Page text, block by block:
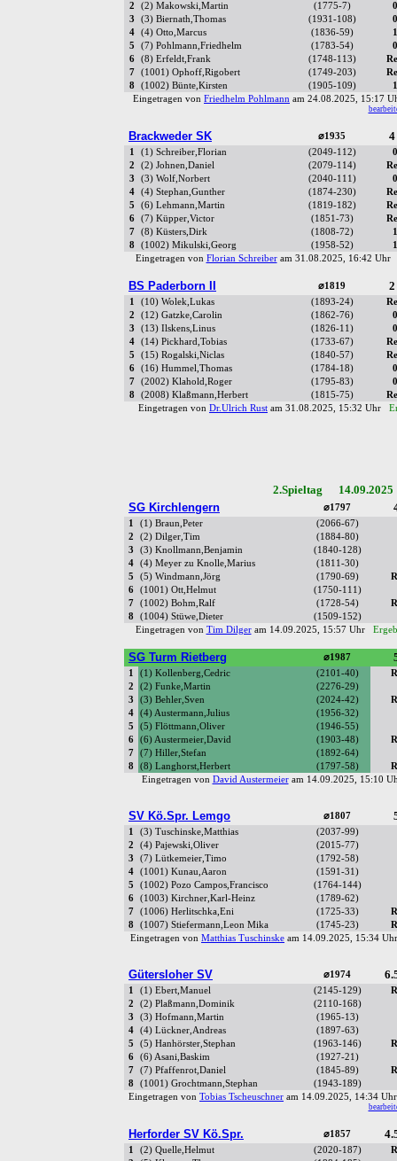
2
(2) Makowski,Martin (1775-7)
3
(3) Biernath,Thomas (1931-108)
4
(4) Otto,Marcus (1836-59)
5
(7) Pohlmann,Friedhelm (1783-54)
6
(8) Erfeldt,Frank (1748-113)
7
(1001) Ophoff,Rigobert (1749-203)
8
(1002) Bünte,Kirsten (1905-109)
Eingetragen von Friedhelm Pohlmann am 24.08.2025, 15:17
Brackweder SK ⌀1935 4
1 (1) Schreiber,Florian (2049-112)
2
(2) Johnen,Daniel (2079-114)
3
(3) Wolf,Norbert (2040-111)
4
(4) Stephan,Gunther (1874-230)
5
(6) Lehmann,Martin (1819-182)
6
(7) Küpper,Victor (1851-73)
7
(8) Küsters,Dirk (1808-72)
8
(1002) Mikulski,Georg (1958-52)
Eingetragen von Florian Schreiberam 31.08.2025, 16:42
BS Paderborn II ⌀1819 2
1 (10) Wolek,Lukas (1893-24)
2
(12) Gatzke,Carolin (1862-76)
3
(13) Ilskens,Linus (1826-11)
4
(14) Pickhard,Tobias (1733-67)
5
(15) Rogalski,Niclas (1840-57)
6
(16) Hummel,Thomas (1784-18)
7
(2002) Klahold,Roger (1795-83)
8
(2008) Klaßmann,Herbert (1815-75)
Eingetragen von Dr.Ulrich Rust am 31.08.2025, 15:32 Uhr
2.Spieltag
SG Kirchlengern
⌀1797
1 (1) Braun,Peter
(2066-67)
2
(2) Dilger,Tim (1884-80)
3
(3) Knollmann,Benjamin (1840-128)
4
(4) Meyer zu Knolle,Marius (1811-30)
5
(5) Windmann,Jörg (1790-69)
6
(1001) Ott,Helmut (1750-111)
7
(1002) Bohm,Ralf (1728-54)
8
(1004) Stüwe,Dieter (1509-152)
Eingetragen von Tim Dilgeram 14.09.2025, 15:57 Uhr
SG Turm Rietberg ⌀1987
1 (1) Kollenberg,Cedric (2101-40)
2
(2) Funke,Martin (2276-29)
3
(3) Behler,Sven (2024-42)
4
(4) Austermann,Julius (1956-32)
5
(5) Flöttmann,Oliver (1946-55)
6
(6) Austermeier,David (1903-48)
7
(7) Hiller,Stefan (1892-64)
8
(8) Langhorst,Herbert (1797-58)
Eingetragen von David Austermeieram 14.09.2025, 15:10
SV Kö.Spr. Lemgo ⌀1807
1 (3) Tuschinske,Matthias
(2037-99)
2
(4) Pajewski,Oliver (2015-77)
3
(7) Lütkemeier,Timo (1792-58)
4
(1001) Kunau,Aaron (1591-31)
5
(1002) Pozo Campos,Francisco (1764-144)
6
(1003) Kirchner,Karl-Heinz (1789-62)
7
(1006) Herlitschka,Eni (1725-33)
8
(1007) Stiefermann,Leon Mika (1745-23)
Eingetragen von Matthias Tuschinske am 14.09.2025, 15:34
Gütersloher SV ⌀1974
1 (1) Ebert,Manuel (2145-129)
2
(2) Plaßmann,Dominik
(2110-168)
3
(3) Hofmann,Martin
(1965-13)
4
(4) Lückner,Andreas (1897-63)
5
(5) Hanhörster,Stephan (1963-146)
6
(6) Asani,Baskim (1927-21)
7
(7) Pfaffenrot,Daniel (1845-89)
8
(1001) Grochtmann,Stephan (1943-189)
Eingetragen von Tobias Tscheuschner am 14.09.2025, 14:34
Herforder SV Kö.Spr. ⌀1857
1 (2) Quelle,Helmut (2020-187)